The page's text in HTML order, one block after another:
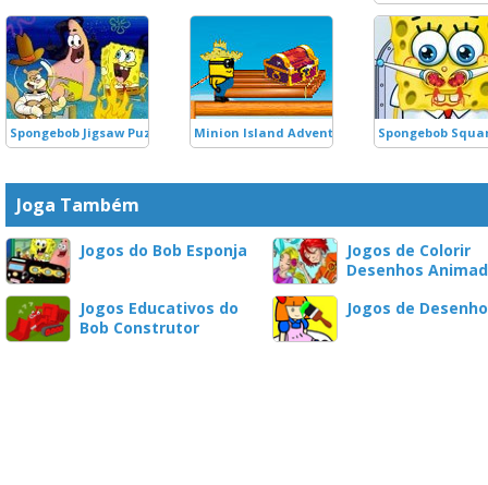
Spongebob Jigsaw Puzzle Minion Island Adventure Spongebob
Joga Também
Jogos do Bob Esponja
Jogos de Colorir
Desenhos
Jogos Educativos do
Bob Construtor
Jogos de